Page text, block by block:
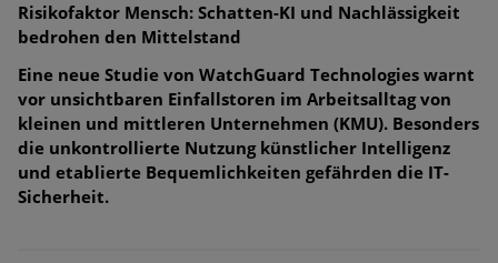
Risikofaktor Mensch: Schatten-KI und Nachlässigkeit
bedrohen den Mittelstand
Eine neue Studie von WatchGuard Technologies warnt
vor unsichtbaren Einfallstoren im Arbeitsalltag von
kleinen und mittleren Unternehmen (KMU). Besonders
die unkontrollierte Nutzung künstlicher Intelligenz
und etablierte Bequemlichkeiten gefährden die IT-
Sicherheit.